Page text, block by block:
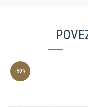
-50%